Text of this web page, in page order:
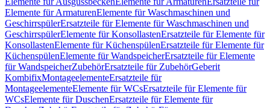
Elemente für ArmaturenElemente für Waschmaschinen und
GeschirrspülerErsatzteile für Elemente für Waschmaschinen und
GeschirrspülerElemente für KonsollastenErsatzteile für Elemente für
KonsollastenElemente für KüchenspülenErsatzteile für Elemente für
KüchenspülenElemente für WandspeicherErsatzteile für Elemente
für WandspeicherZubehörErsatzteile für ZubehörGeberit
KombifixMontageelementeErsatzteile für
MontageelementeElemente für WCsErsatzteile für Elemente für
WCsElemente für DuschenErsatzteile für Elemente für